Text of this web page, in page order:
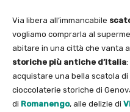
Via libera all’immancabile
vogliamo comprarla al
abitare in una città che vanta
storiche più antiche d’Italia:
acquistare una bella scatola
cioccolaterie storiche di
di Romanengo, alle delizie di